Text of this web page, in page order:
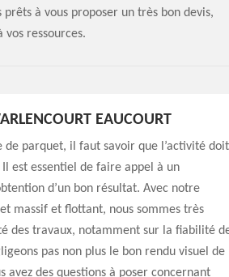
à vous proposer un très bon devis,
vos ressources.
EAUCOURT
de parquet, il faut savoir que l’activité doit
est essentiel de faire appel à un
d’un bon résultat. Avec notre
massif et flottant, nous sommes très
des travaux, notamment sur la fiabilité
pas non plus le bon rendu visuel de
avez des questions à poser concernant